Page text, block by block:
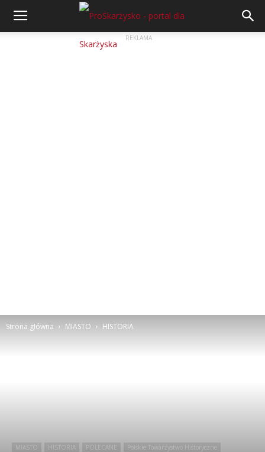
REKLAMA
Strona główna MIASTO HISTORIA
MIASTO HISTORIA POLECANE
Polskie Towarzystwo Historyczne